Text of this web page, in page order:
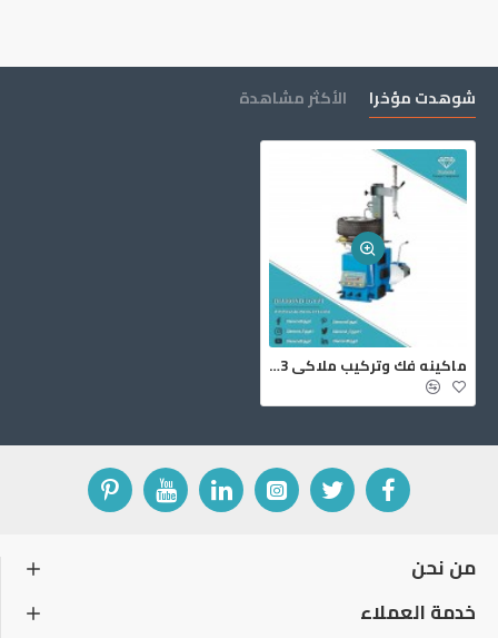
شوهدت مؤخرا الأكثر مشاهدة
ماكينه فك وتركيب ملاكي MS43
من نحن
خدمة العملاء